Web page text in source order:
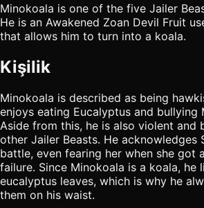
Minokoala is one of the five Jailer
He is an Awakened Zoan Devil Fruit
that allows him to turn into a koala.
Kişilik
Minokoala is described as being
enjoys eating Eucalyptus and bullying
Aside from this, he is also violent and
other Jailer Beasts. He acknowledges
battle, even fearing her when she got
failure. Since Minokoala is a koala, he
eucalyptus leaves, which is why he
them on his waist.